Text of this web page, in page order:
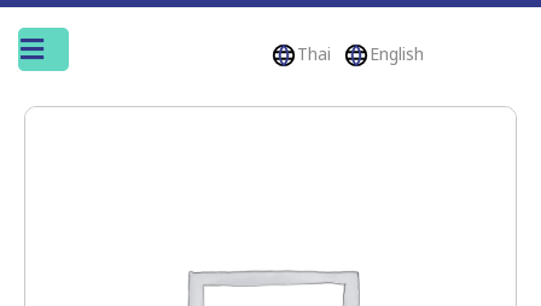
Thai English